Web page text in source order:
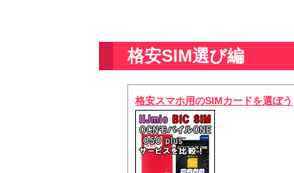
格安SIM選び編
格安スマホ用のSIMカードを選ぼう